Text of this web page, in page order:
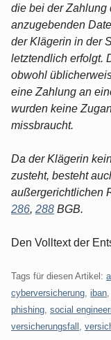
die bei der Zahlung
anzugebenden
der Klägerin in der
letztendlich erfolgt.
obwohl
eine Zahlung an
wurden keine
missbraucht.
Da der Klägerin
zusteht, besteht
außergerichtlichen
286, 288 BGB.
Den Volltext der
Tags für diesen Artikel:
cyberversicherung iban
phishing social
versicherungsfall